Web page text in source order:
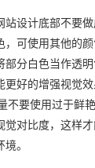
设计底部不要
，可使用其他的
部分白色当作透
好的增强视觉
不要使用过于鲜
对比度，这样才
。